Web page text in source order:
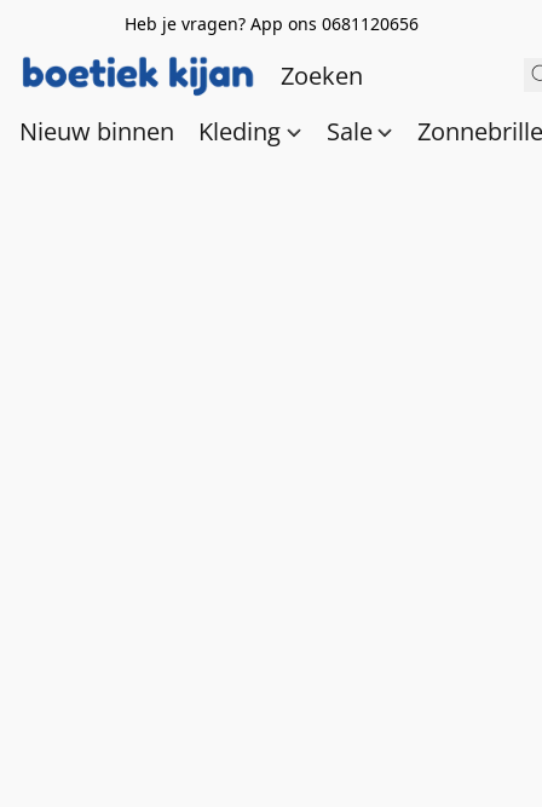
Heb je vragen? App ons 0681120656
Nieuw binnen Kleding Sale